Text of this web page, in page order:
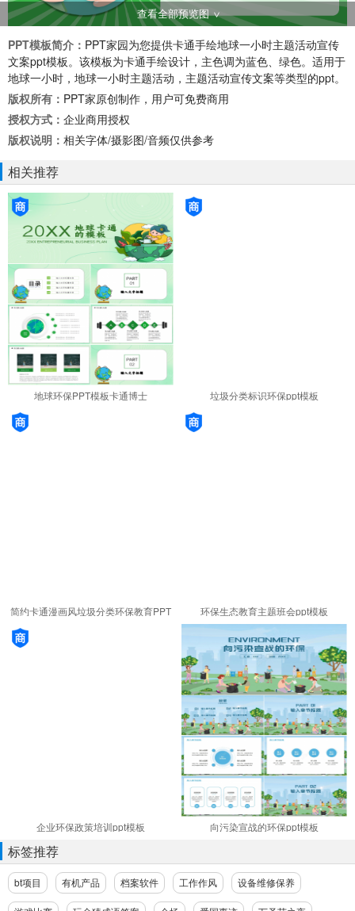
查看全部预览图
PPT模板简介： PPT家园为您提供卡通手绘地球一小时主题活动宣传
文案ppt模板。该模板为卡通手绘设计，主色调为蓝色、绿色。适用于
地球一小时，地球一小时主题活动，主题活动宣传文案等类型的ppt。
版权所有： PPT家原创制作，用户可免费商用
授权方式： 企业商用授权
版权说明： 相关字体/摄影图/音频仅供参考
相关推荐
地球环保PPT模板卡通博士 垃圾分类标识环保ppt模板
简约卡通漫画风垃圾分类环保教育PPT
环保生态教育主题班会ppt模板
企业环保政策培训ppt模板 向污染宣战的环保ppt模板
标签推荐
bt项目 有机产品 档案软件 工作作风 设备维修保养